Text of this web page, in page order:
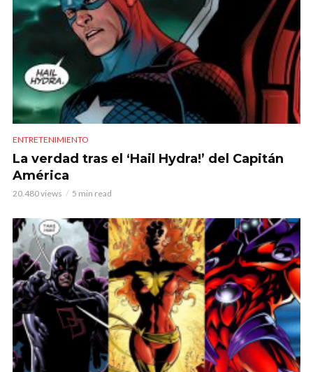
ENTRETENIMIENTO
La verdad tras el ‘Hail Hydra!’ del Capitán
América
20.480 views 5 min read